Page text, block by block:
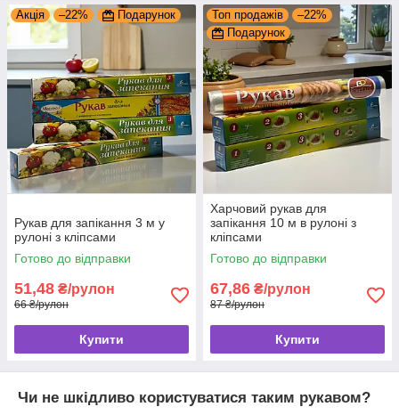
Акція –22% Подарунок
Рукав для запікання 3 м у
рулоні з кліпсами
Готово до відправки
51,48 ₴/рулон
66 ₴/рулон
Купити
Топ продажів
–22%
Подарунок
Харчовий рукав для
запікання 10 м в рулоні з
кліпсами
Готово до відправки
67,86 ₴/рулон
87 ₴/рулон
Купити
Чи не шкідливо користуватися таким рукавом?